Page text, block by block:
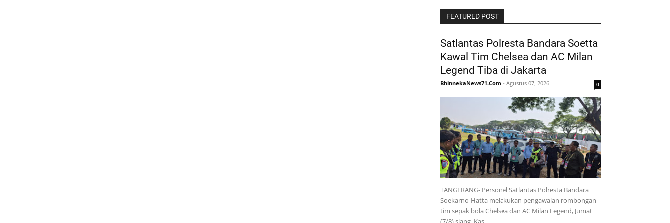
FEATURED POST
Satlantas Polresta Bandara Soetta
Kawal Tim Chelsea dan AC Milan
Legend Tiba di Jakarta
BhinnekaNews71.Com - Agustus 07, 2026 0
TANGERANG- Personel Satlantas Polresta Bandara
Soekarno-Hatta melakukan pengawalan rombongan
tim sepak bola Chelsea dan AC Milan Legend, Jumat
(7/8) siang. Kas…